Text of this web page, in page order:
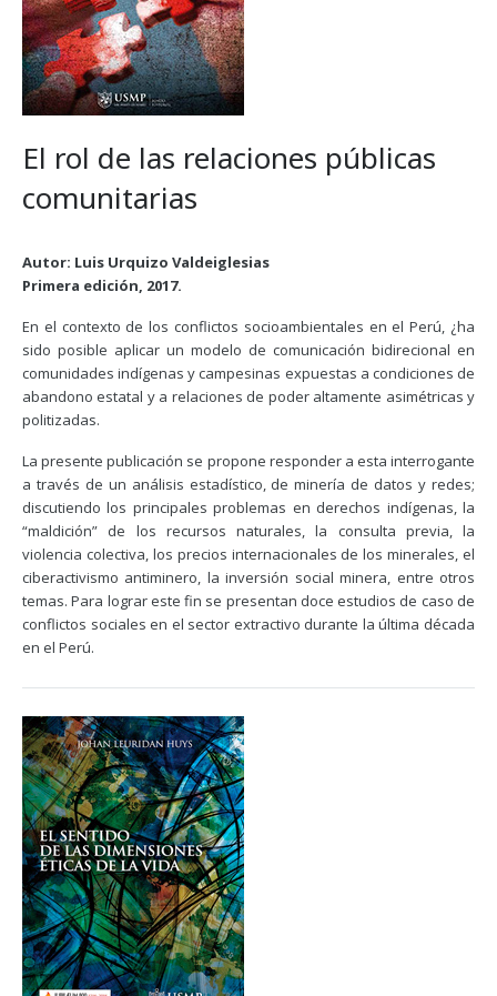
El rol de las relaciones públicas
comunitarias
Autor: Luis Urquizo Valdeiglesias
Primera edición, 2017.
En el contexto de los conflictos socioambientales en el Perú, ¿ha
sido posible aplicar un modelo de comunicación bidirecional en
comunidades indígenas y campesinas expuestas a condiciones de
abandono estatal y a relaciones de poder altamente asimétricas y
politizadas.
La presente publicación se propone responder a esta interrogante
a través de un análisis estadístico, de minería de datos y redes;
discutiendo los principales problemas en derechos indígenas, la
“maldición” de los recursos naturales, la consulta previa, la
violencia colectiva, los precios internacionales de los minerales, el
ciberactivismo antiminero, la inversión social minera, entre otros
temas. Para lograr este fin se presentan doce estudios de caso de
conflictos sociales en el sector extractivo durante la última década
en el Perú.